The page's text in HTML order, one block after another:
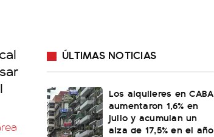
ÚLTIMAS NOTICIAS
Los alquileres en CABA
aumentaron 1,6% en
julio y acumulan un
alza de 17,5% en el año